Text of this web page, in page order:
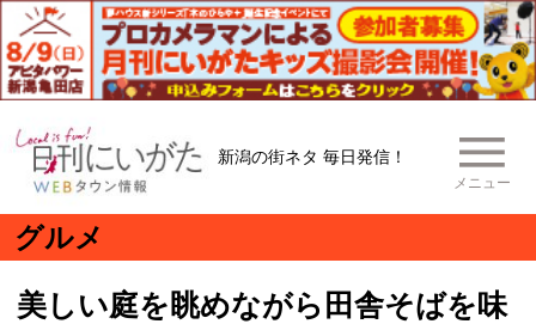
新潟の街ネタ 毎日発信！
メニュー
グルメ
美しい庭を眺めながら田舎そばを味